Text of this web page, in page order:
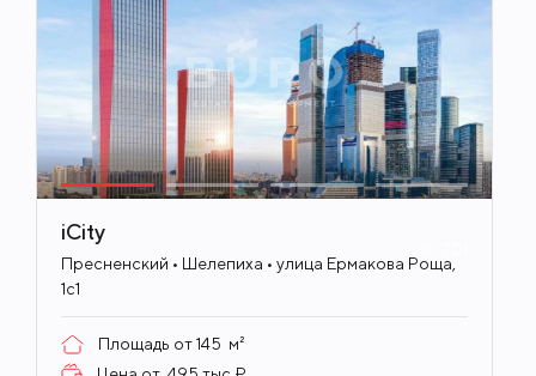
iCity
Пресненский • Шелепиха • улица Ермакова Роща,
1с1
Площадь от145 м²